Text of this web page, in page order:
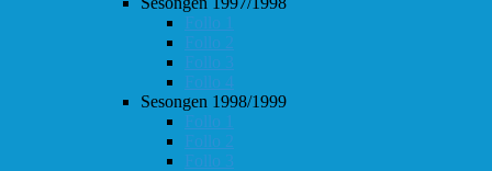
Follo 1
Follo 2
Follo 3
Follo 4
Sesongen 1998/1999
Follo 1
Follo 2
Follo 3